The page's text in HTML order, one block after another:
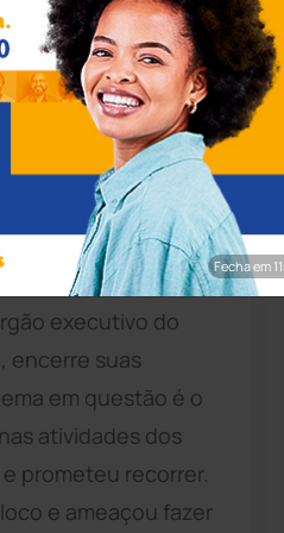
União Europeia,
os seus
bloco de países e o
ameaçou aplicar
uma "multa
executivo do
encerre suas
em questão é o
atividades dos
e prometeu recorrer.
e ameaçou fazer
Fecha em